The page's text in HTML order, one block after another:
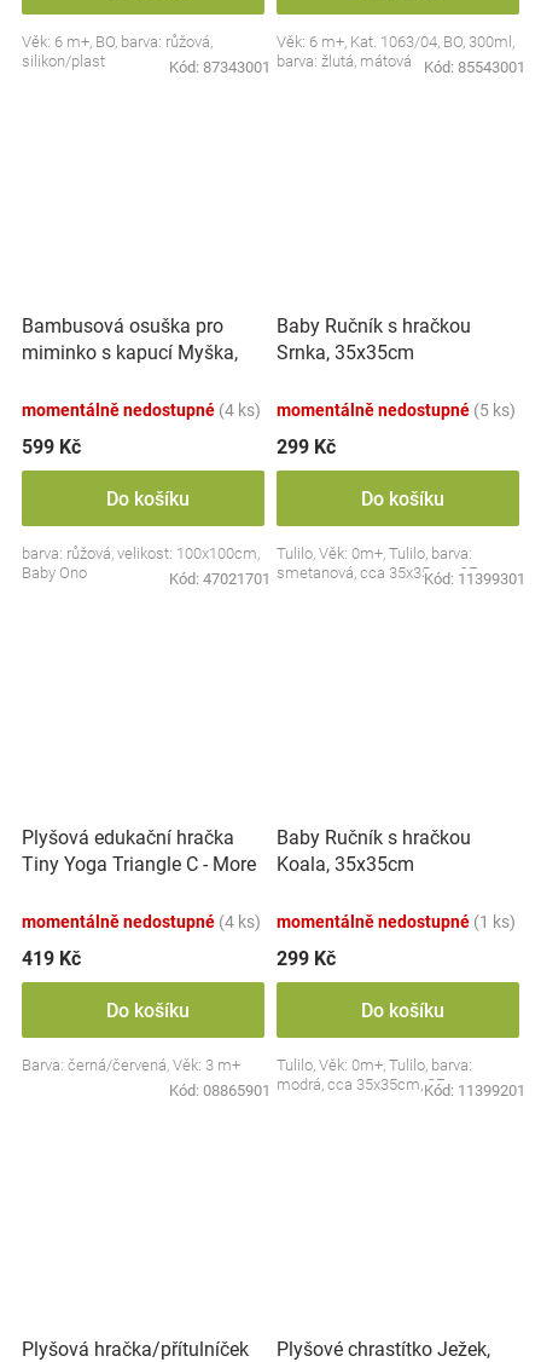
Věk: 6 m+, BO, barva: růžová,
silikon/plast
Kód: 87343001
Věk: 6 m+, Kat. 1063/04, BO, 300ml,
barva: žlutá, mátová
Kód: 85543001
Bambusová osuška pro
miminko s kapucí Myška,
momentálně nedostupné (4 ks)
599 Kč
Do košíku
barva: růžová, velikost: 100x100cm,
Baby Ono
Kód: 47021701
Baby Ručník s hračkou
Srnka, 35x35cm
momentálně nedostupné (5 ks)
299 Kč
Do košíku
Tulilo, Věk: 0m+, Tulilo, barva:
smetanová, cca 35x35cm, CE
Kód: 11399301
Plyšová edukační hračka
Tiny Yoga Triangle C - More
BabyOno
momentálně nedostupné (4 ks)
419 Kč
Do košíku
Barva: černá/červená, Věk: 3 m+
Kód: 08865901
Baby Ručník s hračkou
Koala, 35x35cm
momentálně nedostupné (1 ks)
299 Kč
Do košíku
Tulilo, Věk: 0m+, Tulilo, barva:
modrá, cca 35x35cm, CE
Kód: 11399201
Plyšová hračka/přítulníček
Plyšové chrastítko Ježek,